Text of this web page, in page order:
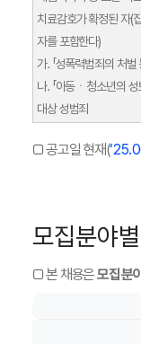
치료감호가 확정된 자(
자를 포함한다)
가. 「성폭력범죄의 처
나. 「아동ㆍ청소년의
대상 성범죄
□ 공고일 현재(
모집분야
□ 본 채용은모집분